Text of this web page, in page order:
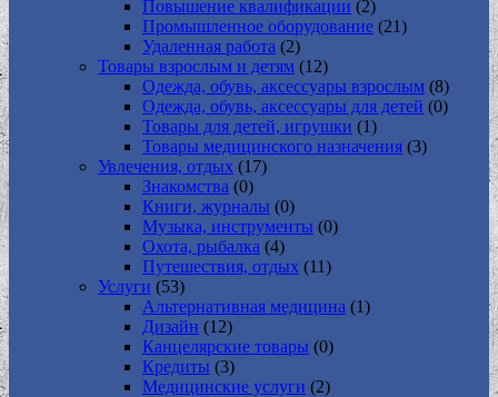
Повышение квалификации (2)
Промышленное оборудование (21)
Удаленная работа (2)
Товары взрослым и детям (12)
Одежда, обувь, аксессуары взрослым (8)
Одежда, обувь, аксессуары для детей (0)
Товары для детей, игрушки (1)
Товары медицинского назначения (3)
Увлечения, отдых (17)
Знакомства (0)
Книги, журналы (0)
Музыка, инструменты (0)
Охота, рыбалка (4)
Путешествия, отдых (11)
Услуги (53)
Альтернативная медицина (1)
Дизайн (12)
Канцелярские товары (0)
Кредиты (3)
Медицинские услуги (2)